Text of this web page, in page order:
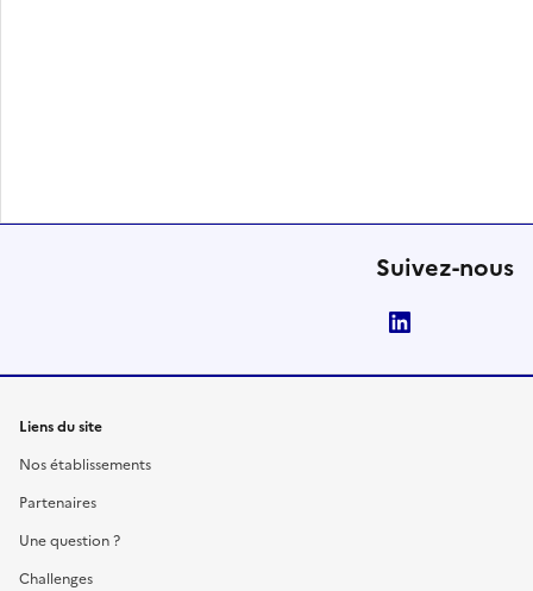
Suivez-nous
Liens du site
Nos établissements
Partenaires
Une question ?
Challenges